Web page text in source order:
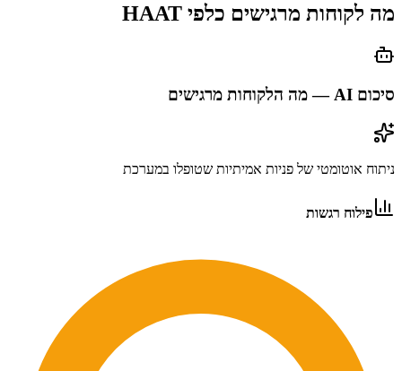
מה לקוחות מרגישים כלפי HAAT
סיכום AI — מה הלקוחות מרגישים
ניתוח אוטומטי של פניות אמיתיות שטופלו במערכת
פילוח רגשות